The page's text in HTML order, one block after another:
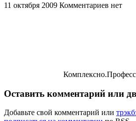
11 октября 2009 Комментариев нет
Оставить комментарий или
Добавьте свой комментарий или